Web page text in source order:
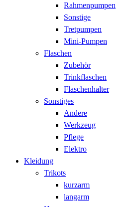
Rahmenpumpen
Sonstige
Tretpumpen
Mini-Pumpen
Flaschen
Zubehör
Trinkflaschen
Flaschenhalter
Sonstiges
Andere
Werkzeug
Pflege
Elektro
Kleidung
Trikots
kurzarm
langarm